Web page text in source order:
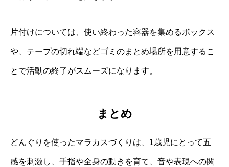
片付けについては、使い終わった容器を集めるボックス
や、テープの切れ端などゴミのまとめ場所を用意するこ
とで活動の終了がスムーズになります。
まとめ
どんぐりを使ったマラカスづくりは、1歳児にとって五
感を刺激し、手指や全身の動きを育て、音や表現への関